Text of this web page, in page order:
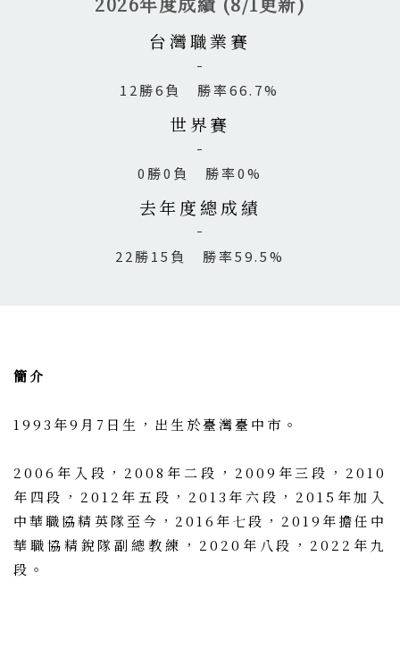
台灣職業賽
12勝6負 勝率66.7%
世界賽
0勝0負 勝率0%
去年度總成績
22勝15負 勝率59.5%
簡介
1993年9月7日生，出生於臺灣臺中市。
2006年入段，2008年二段，2009年三段，2010
年四段，2012年五段，2013年六段，2015年加入
中華職協精英隊至今，2016年七段，2019年擔任中
華職協精銳隊副總教練，2020年八段，2022年九
段。